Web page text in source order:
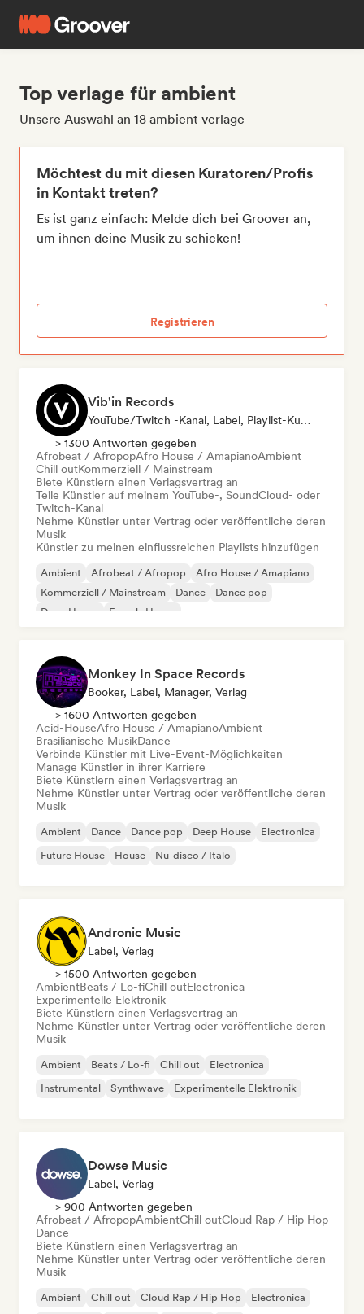
Top verlage für ambient
Unsere Auswahl an 18 ambient verlage
Möchtest du mit diesen Kuratoren/Profis
in Kontakt treten?
Es ist ganz einfach: Melde dich bei Groover an,
um ihnen deine Musik zu schicken!
Registrieren
Vib'in Records
YouTube/Twitch -Kanal, Label, Playlist-Kurator, Verlag
> 1300 Antworten gegeben
Afrobeat / AfropopAfro House / AmapianoAmbient
Chill outKommerziell / Mainstream
Biete Künstlern einen Verlagsvertrag an
Teile Künstler auf meinem YouTube-, SoundCloud- oder
Twitch-Kanal
Nehme Künstler unter Vertrag oder veröffentliche deren
Musik
Künstler zu meinen einflussreichen Playlists hinzufügen
Ambient Afrobeat / Afropop
Afro House / Amapiano
Kommerziell / Mainstream
Dance
Dance pop
Deep House
French-House
Monkey In Space Records
Booker, Label, Manager, Verlag
> 1600 Antworten gegeben
Acid-HouseAfro House / AmapianoAmbient
Brasilianische MusikDance
Verbinde Künstler mit Live-Event-Möglichkeiten
Manage Künstler in ihrer Karriere
Biete Künstlern einen Verlagsvertrag an
Nehme Künstler unter Vertrag oder veröffentliche deren
Musik
Ambient Dance Dance pop Deep House
Electronica
Future House
House Nu-disco / Italo
Andronic Music
Label, Verlag
> 1500 Antworten gegeben
AmbientBeats / Lo-fiChill outElectronica
Experimentelle Elektronik
Biete Künstlern einen Verlagsvertrag an
Nehme Künstler unter Vertrag oder veröffentliche deren
Musik
Ambient Beats / Lo-fi Chill out
Electronica
Instrumental
Synthwave Experimentelle Elektronik
Dowse Music
Label, Verlag
> 900 Antworten gegeben
Afrobeat / AfropopAmbientChill outCloud Rap / Hip Hop
Dance
Biete Künstlern einen Verlagsvertrag an
Nehme Künstler unter Vertrag oder veröffentliche deren
Musik
Ambient Chill out Cloud Rap / Hip Hop
Electronica